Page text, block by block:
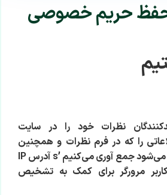
حریم خصوصی
نظرات خود را در سایت
را که در فرم نظرات و همچنین
بازدید کننده‌ها ارائه می‌شود جمع آوری می‌کنیم ’s آدرس IP
مرورگر برای کمک به تشخیص